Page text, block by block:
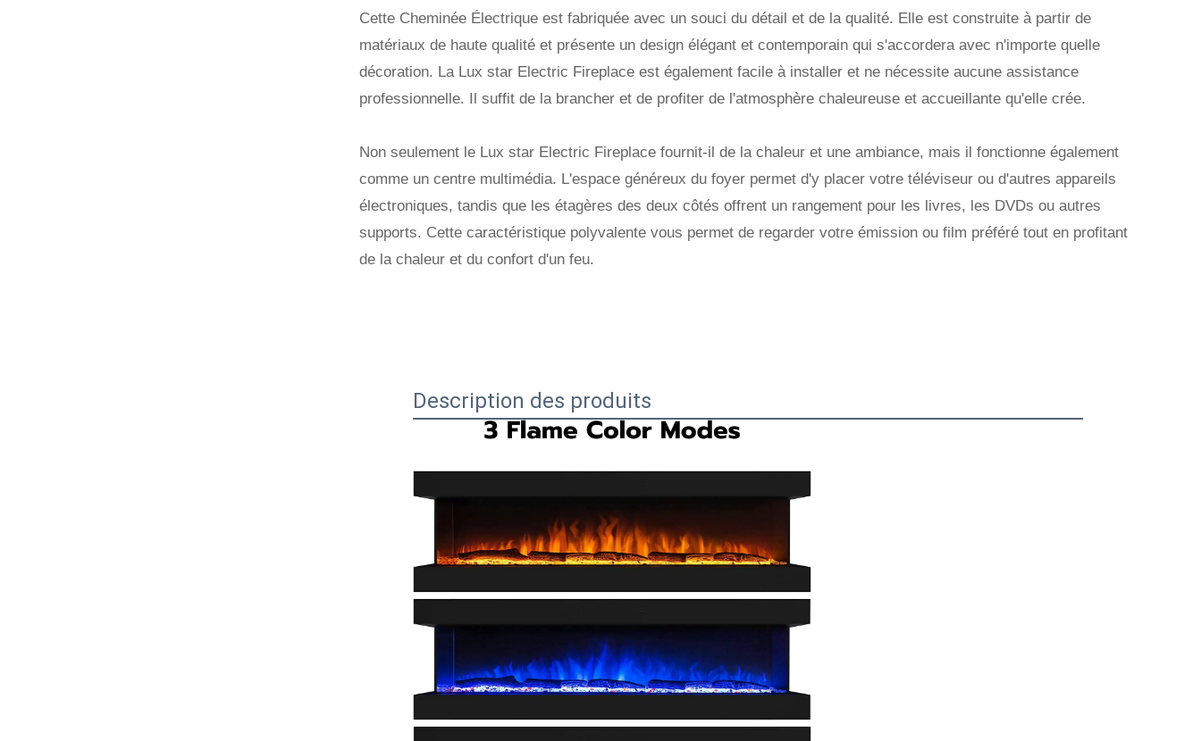
Cette Cheminée Électrique est fabriquée avec un souci du détail et de la qualité. Elle est construite à partir de
matériaux de haute qualité et présente un design élégant et contemporain qui s'accordera avec n'importe quelle
décoration. La Lux star Electric Fireplace est également facile à installer et ne nécessite aucune assistance
professionnelle. Il suffit de la brancher et de profiter de l'atmosphère chaleureuse et accueillante qu'elle crée.
Non seulement le Lux star Electric Fireplace fournit-il de la chaleur et une ambiance, mais il fonctionne également
comme un centre multimédia. L'espace généreux du foyer permet d'y placer votre téléviseur ou d'autres appareils
électroniques, tandis que les étagères des deux côtés offrent un rangement pour les livres, les DVDs ou autres
supports. Cette caractéristique polyvalente vous permet de regarder votre émission ou film préféré tout en profitant
de la chaleur et du confort d'un feu.
Description des produits